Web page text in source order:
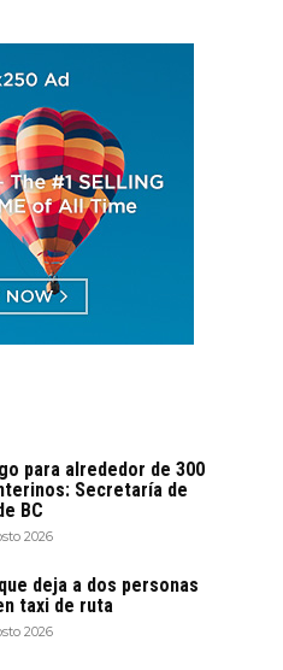
para alrededor de 300
Secretaría de
BC
2026
deja a dos personas
taxi de ruta
2026